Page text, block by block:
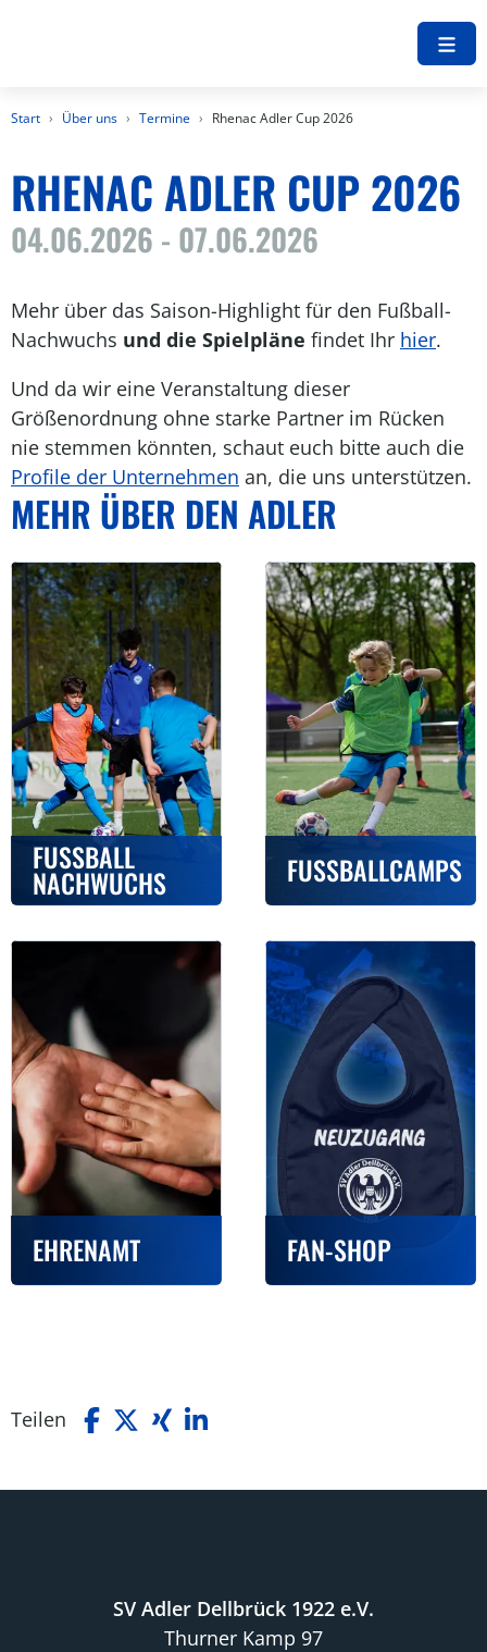
Start Über uns Termine Rhenac Adler Cup 2026
RHENAC ADLER CUP 2026
04.06.2026 - 07.06.2026
Mehr über das Saison-Highlight für den Fußball-
Nachwuchs und die Spielpläne findet Ihr hier.
Und da wir eine Veranstaltung dieser
Größenordnung ohne starke Partner im Rücken
nie stemmen könnten, schaut euch bitte auch die
Profile der Unternehmen an, die uns unterstützen.
MEHR ÜBER DEN ADLER
FUSSBALL N
ACHWUCHS FUSSBALLCAMPS
EHRENAMT FAN-SHOP
Teilen
SV Adler Dellbrück 1922 e.V.
Thurner Kamp 97